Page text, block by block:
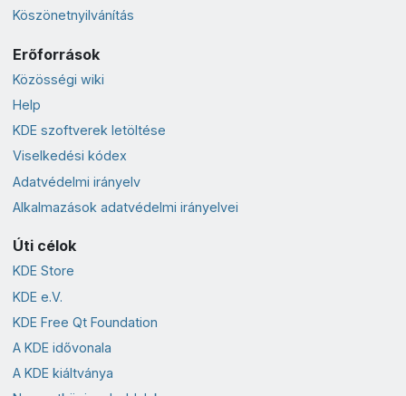
Köszönetnyilvánítás
Erőforrások
Közösségi wiki
Help
KDE szoftverek letöltése
Viselkedési kódex
Adatvédelmi irányelv
Alkalmazások adatvédelmi irányelvei
Úti célok
KDE Store
KDE e.V.
KDE Free Qt Foundation
A KDE idővonala
A KDE kiáltványa